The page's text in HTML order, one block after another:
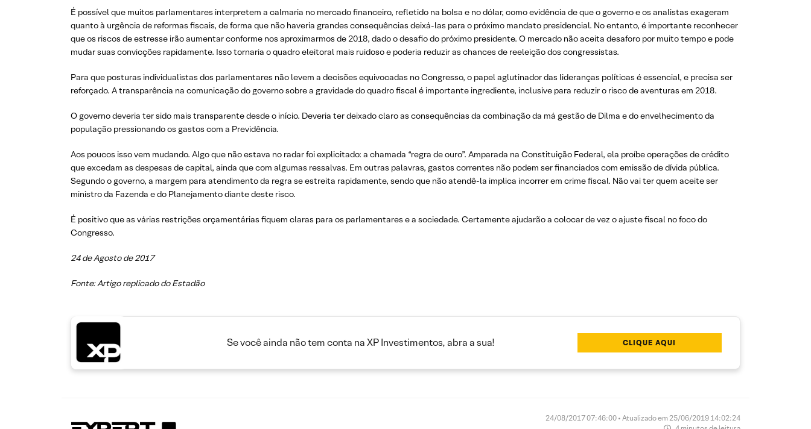
É possível que muitos parlamentares interpretem a calmaria no mercado financeiro, refletido na bolsa e no dólar, como evidência de que o governo e os analistas exageram
quanto à urgência de reformas fiscais, de forma que não haveria grandes consequências deixá-las para o próximo mandato presidencial. No entanto, é importante reconhecer
que os riscos de estresse irão aumentar conforme nos aproximarmos de 2018, dado o desafio do próximo presidente. O mercado não aceita desaforo por muito tempo e pode
mudar suas convicções rapidamente. Isso tornaria o quadro eleitoral mais ruidoso e poderia reduzir as chances de reeleição dos congressistas.
Para que posturas individualistas dos parlamentares não levem a decisões equivocadas no Congresso, o papel aglutinador das lideranças políticas é essencial, e precisa ser
reforçado. A transparência na comunicação do governo sobre a gravidade do quadro fiscal é importante ingrediente, inclusive para reduzir o risco de aventuras em 2018.
O governo deveria ter sido mais transparente desde o início. Deveria ter deixado claro as consequências da combinação da má gestão de Dilma e do envelhecimento da
população pressionando os gastos com a Previdência.
Aos poucos isso vem mudando. Algo que não estava no radar foi explicitado: a chamada “regra de ouro”. Amparada na Constituição Federal, ela proíbe operações de crédito
que excedam as despesas de capital, ainda que com algumas ressalvas. Em outras palavras, gastos correntes não podem ser financiados com emissão de dívida pública.
Segundo o governo, a margem para atendimento da regra se estreita rapidamente, sendo que não atendê-la implica incorrer em crime fiscal. Não vai ter quem aceite ser
ministro da Fazenda e do Planejamento diante deste risco.
É positivo que as várias restrições orçamentárias fiquem claras para os parlamentares e a sociedade. Certamente ajudarão a colocar de vez o ajuste fiscal no foco do
Congresso.
24 de Agosto de 2017
Fonte: Artigo replicado do Estadão
Se você ainda não tem conta na XP Investimentos, abra a sua! CLIQUE AQUI
24/08/2017 07:46:00 • Atualizado em 25/06/2019 14:02:24